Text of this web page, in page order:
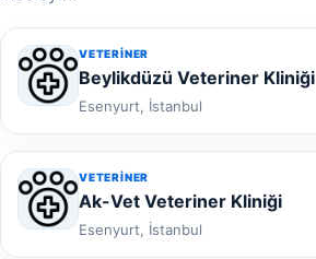
VETERINER
Beylikdüzü Veteriner Kliniği
Esenyurt, İstanbul
VETERINER
Ak-Vet Veteriner Kliniği
Esenyurt, İstanbul